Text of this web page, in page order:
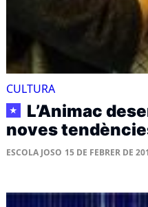
CULTURA
★
L’Animac
noves
ESCOLA JOSO 15 DE FEBRER DE